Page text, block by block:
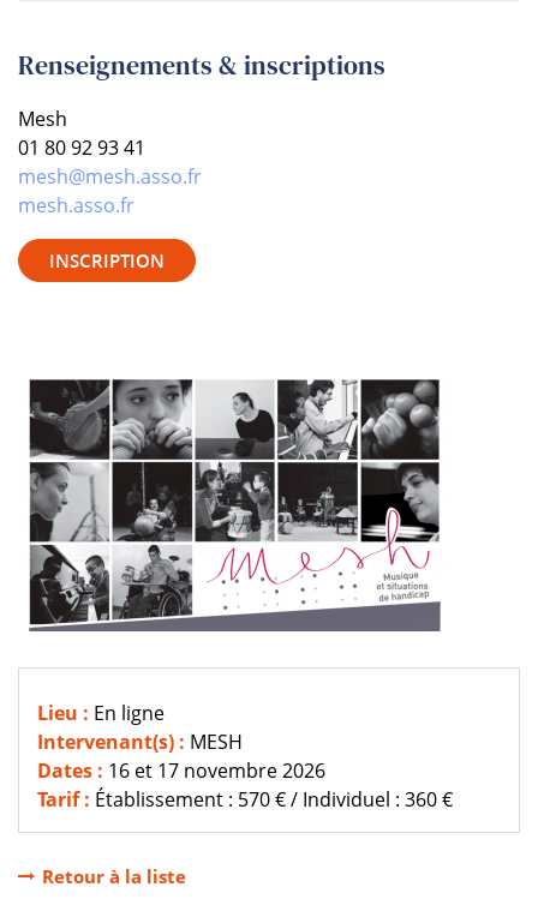
Renseignements & inscriptions
Mesh
01 80 92 93 41
mesh@mesh.asso.fr
mesh.asso.fr
INSCRIPTION
Lieu : En ligne
Intervenant(s) : MESH
Dates : 16 et 17 novembre 2026
Tarif : Établissement : 570 € / Individuel : 360 €
Retour à la liste